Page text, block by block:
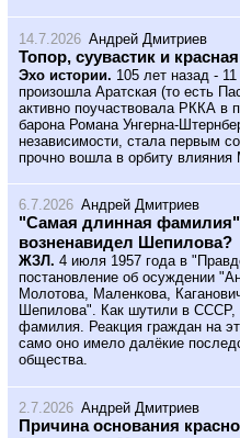
14.7.2026 Андрей Дмитриев
Топор, суувастик и
Эхо истории. 105 лет назад -
произошла Аратская (то есть
активно поучаствовала РККА в
барона Романа Унгерна-
независимости, стала первым
прочно вошла в орбиту влияния
6.7.2026 Андрей Дмитриев
"Самая длинная
возненавидел Шепилова?
ЖЗЛ. 4 июля 1957 года в
постановление об осуждении
Молотова, Маленкова,
Шепилова". Как шутили в СССР,
фамилия. Реакция граждан на
само оно имело далёкие
общества.
2.7.2026 Андрей Дмитриев
Причина основания